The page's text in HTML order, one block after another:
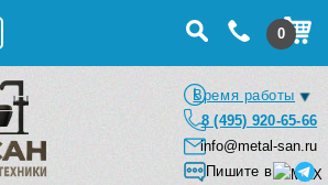
0
Время работы
8 (495) 920-65-66
info@metal-san.ru
Пишите в